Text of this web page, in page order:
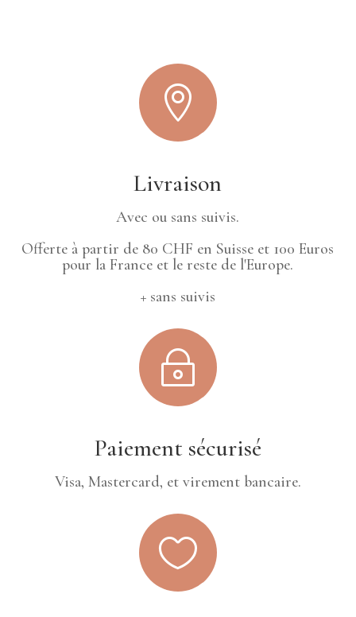

Livraison
Avec ou sans suivis.
Offerte à partir de 80 CHF en Suisse et 100 Euros
pour la France et le reste de l'Europe.
+ sans suivis
~
Paiement sécurisé
Visa, Mastercard, et virement bancaire.
